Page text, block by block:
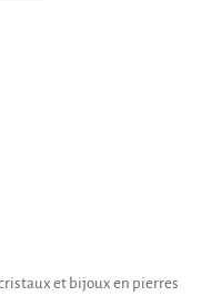
et bijoux en pierres